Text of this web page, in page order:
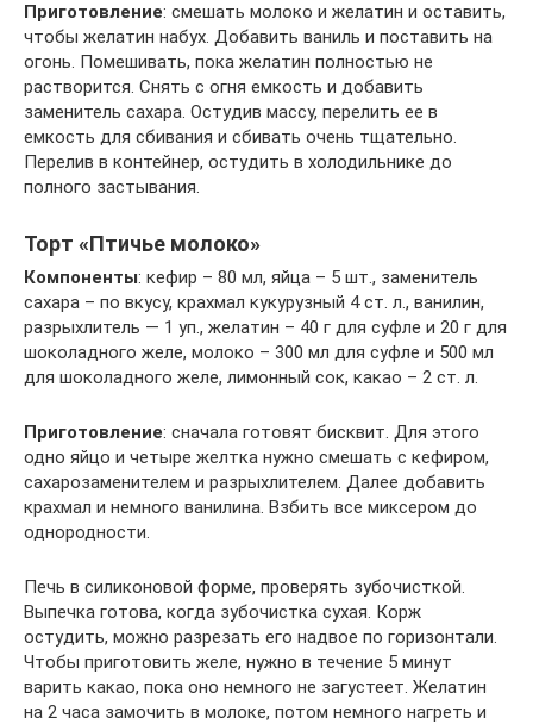
Приготовление: смешать молоко и желатин и оставить,
чтобы желатин набух. Добавить ваниль и поставить на
огонь. Помешивать, пока желатин полностью не
растворится. Снять с огня емкость и добавить
заменитель сахара. Остудив массу, перелить ее в
емкость для сбивания и сбивать очень тщательно.
Перелив в контейнер, остудить в холодильнике до
полного застывания.
Торт «Птичье молоко»
Компоненты: кефир – 80 мл, яйца – 5 шт., заменитель
сахара – по вкусу, крахмал кукурузный 4 ст. л., ванилин,
разрыхлитель — 1 уп., желатин – 40 г для суфле и 20 г для
шоколадного желе, молоко – 300 мл для суфле и 500 мл
для шоколадного желе, лимонный сок, какао – 2 ст. л.
Приготовление: сначала готовят бисквит. Для этого
одно яйцо и четыре желтка нужно смешать с кефиром,
сахарозаменителем и разрыхлителем. Далее добавить
крахмал и немного ванилина. Взбить все миксером до
однородности.
Печь в силиконовой форме, проверять зубочисткой.
Выпечка готова, когда зубочистка сухая. Корж
остудить, можно разрезать его надвое по горизонтали.
Чтобы приготовить желе, нужно в течение 5 минут
варить какао, пока оно немного не загустеет. Желатин
на 2 часа замочить в молоке, потом немного нагреть и